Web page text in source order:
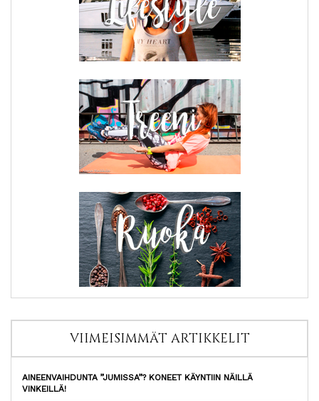
VIIMEISIMMÄT ARTIKKELIT
AINEENVAIHDUNTA ”JUMISSA”? KONEET KÄYNTIIN NÄILLÄ
VINKEILLÄ!